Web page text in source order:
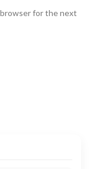
browser for the next